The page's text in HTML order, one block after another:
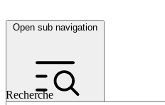
Open sub navigation
Recherche